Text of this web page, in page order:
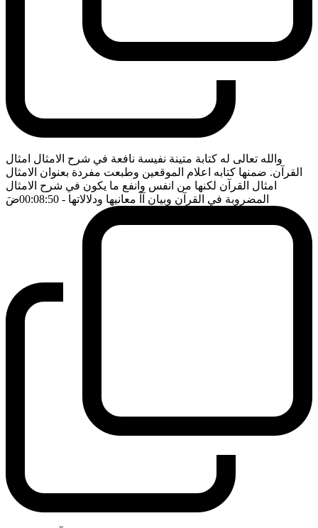
والله تعالى له كتابة متينة نفيسة نافعة في شرح الامثال امثال
القرآن. ضمنها كتابه اعلام الموقعين وطبعت مفردة بعنوان الامثال
امثال القرآن لكنها من انفس وانفع ما يكون في شرح الامثال
المضروبة في القرآن وبيان آآ معانيها ودلالاتها - 00:08:50 ضَ